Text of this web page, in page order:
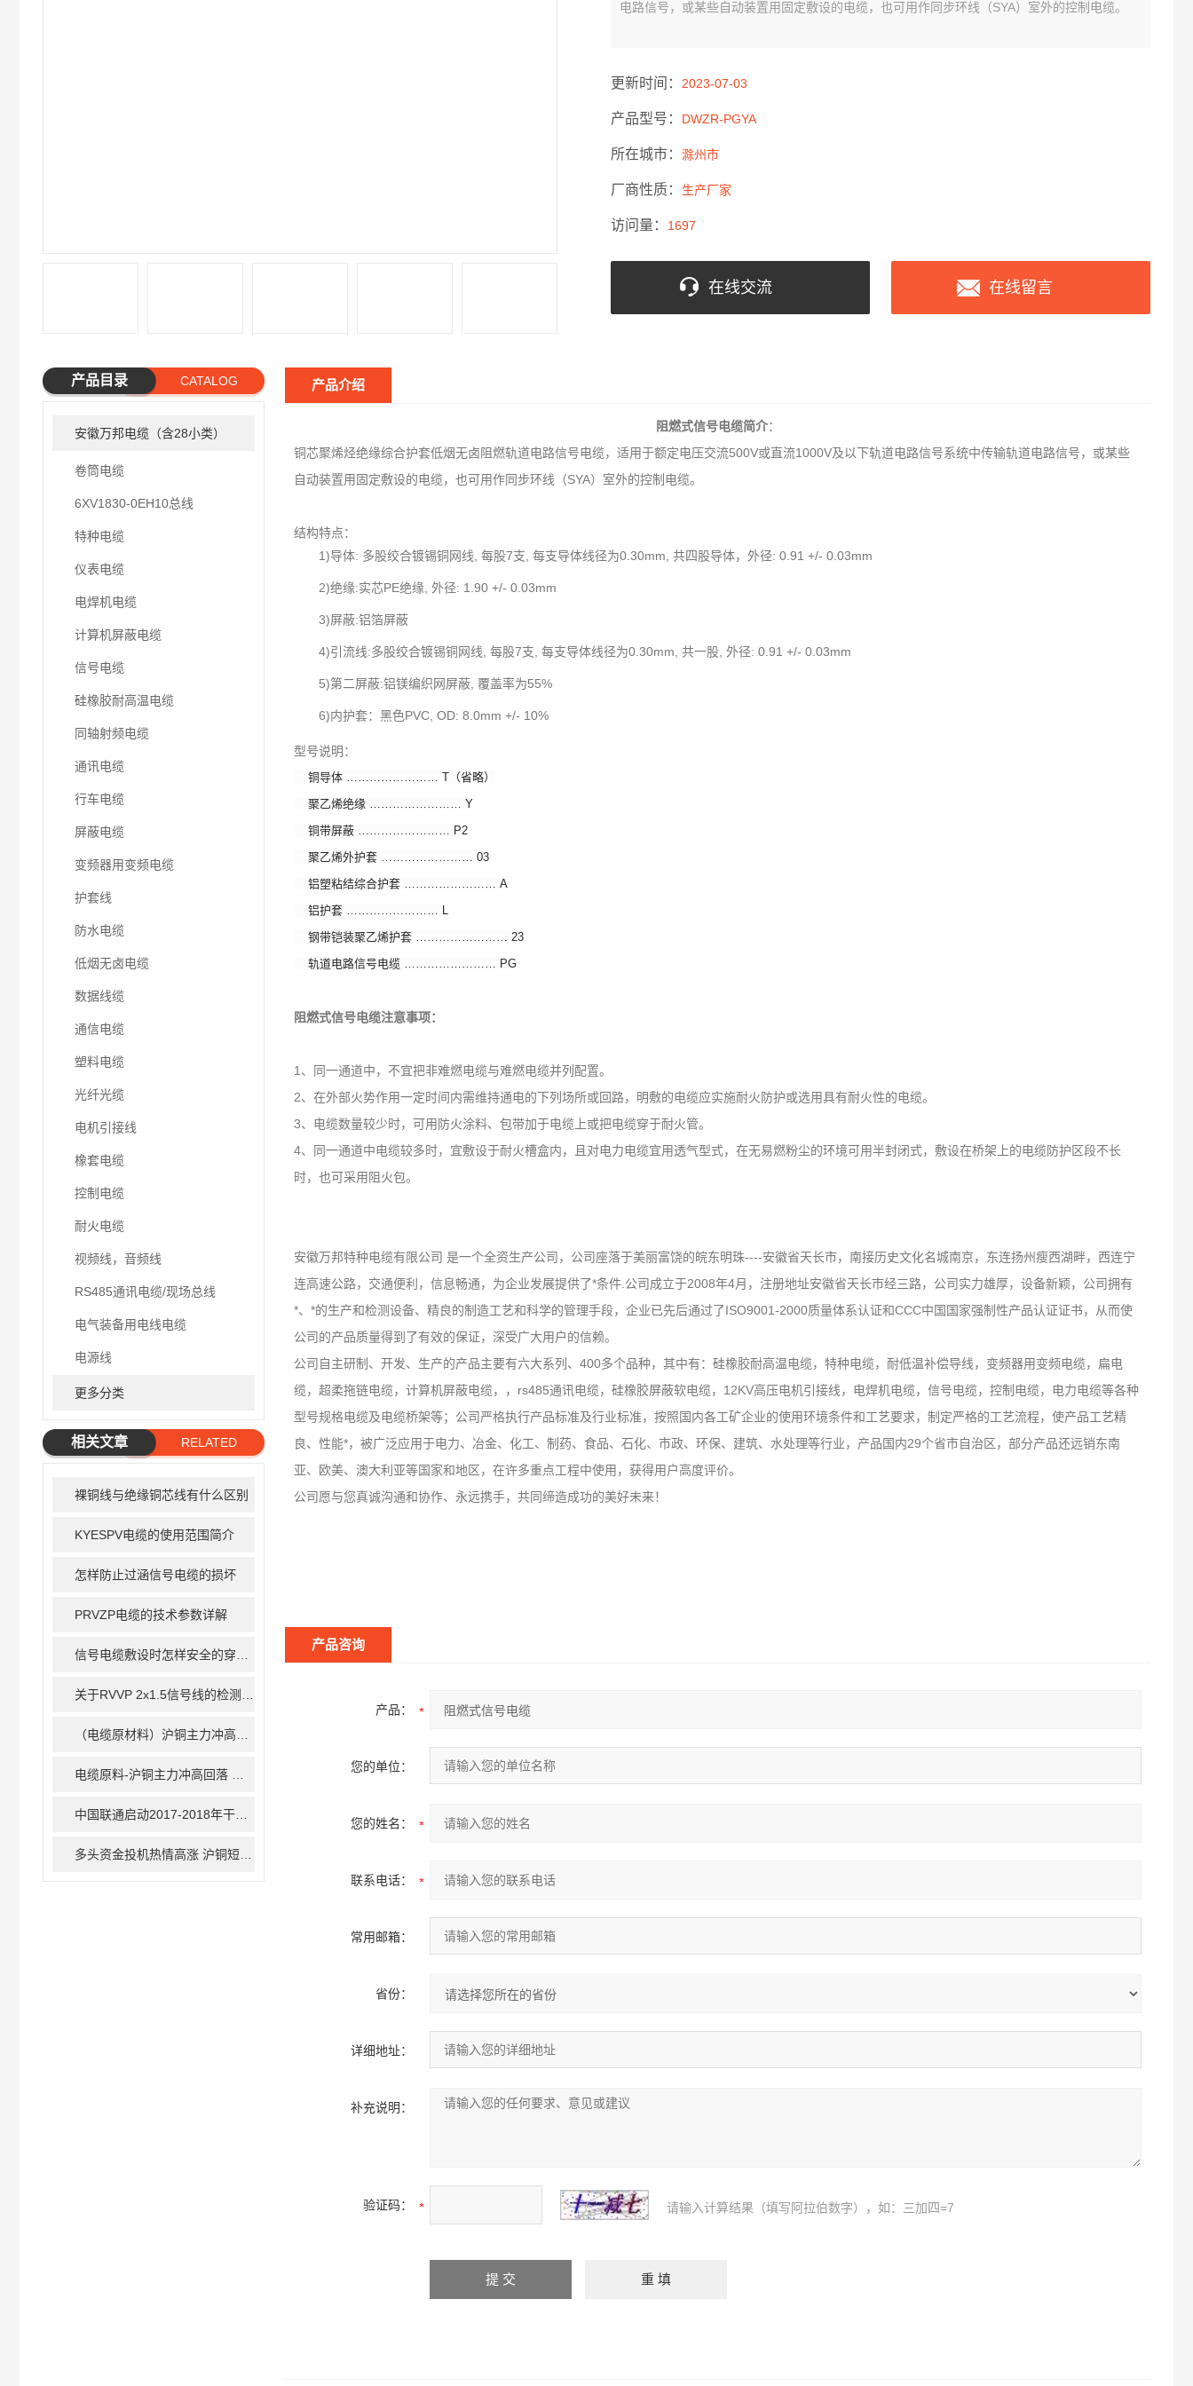
电路信号，或某些自动装置用固定敷设的电缆，也可用作同步环线（SYA）室外的控制电缆。
更新时间： 2023-07-03
产品型号： DWZR-PGYA
所在城市： 滁州市
厂商性质： 生产厂家
访问量： 1697
在线交流 在线留言
产品目录 CATALOG
安徽万邦电缆（含28小类）
卷筒电缆
6XV1830-0EH10总线
特种电缆
仪表电缆
电焊机电缆
计算机屏蔽电缆
信号电缆
硅橡胶耐高温电缆
同轴射频电缆
通讯电缆
行车电缆
屏蔽电缆
变频器用变频电缆
护套线
防水电缆
低烟无卤电缆
数据线缆
通信电缆
塑料电缆
光纤光缆
电机引接线
橡套电缆
控制电缆
耐火电缆
视频线，音频线
RS485通讯电缆/现场总线
电气装备用电线电缆
电源线
更多分类
相关文章
RELATED
裸铜线与绝缘铜芯线有什么区别
KYESPV电缆的使用范围简介
怎样防止过涵信号电缆的损坏
PRVZP电缆的技术参数详解
产品介绍
阻燃式信号电缆简介：
铜芯聚烯烃绝缘综合护套低烟无卤阻燃轨道电路信号电缆，适用于额定电压交流500V或直流1000V及以下轨道电路信号系统中传输轨道电路信号，或某些
自动装置用固定敷设的电缆，也可用作同步环线（SYA）室外的控制电缆。
结构特点：
1)导体: 多股绞合镀锡铜网线, 每股7支, 每支导体线径为0.30mm, 共四股导体，外径: 0.91 +/- 0.03mm
2)绝缘:实芯PE绝缘, 外径: 1.90 +/- 0.03mm
3)屏蔽:铝箔屏蔽
4)引流线:多股绞合镀锡铜网线, 每股7支, 每支导体线径为0.30mm, 共一股, 外径: 0.91 +/- 0.03mm
5)第二屏蔽:铝镁编织网屏蔽, 覆盖率为55%
6)内护套：黑色PVC, OD: 8.0mm +/- 10%
型号说明：
铜导体 …………………… T（省略）
聚乙烯绝缘 …………………… Y
铜带屏蔽 …………………… P2
聚乙烯外护套 …………………… 03
铝塑粘结综合护套 …………………… A
铝护套 …………………… L
钢带铠装聚乙烯护套 …………………… 23
轨道电路信号电缆 …………………… PG
阻燃式信号电缆注意事项：
1、同一通道中，不宜把非难燃电缆与难燃电缆并列配置。
2、在外部火势作用一定时间内需维持通电的下列场所或回路，明敷的电缆应实施耐火防护或选用具有耐火性的电缆。
3、电缆数量较少时，可用防火涂料、包带加于电缆上或把电缆穿于耐火管。
4、同一通道中电缆较多时，宜敷设于耐火槽盒内，且对电力电缆宜用透气型式，在无易燃粉尘的环境可用半封闭式，敷设在桥架上的电缆防护区段不长
时，也可采用阻火包。
安徽万邦特种电缆有限公司 是一个全资生产公司，公司座落于美丽富饶的皖东明珠----安徽省天长市，南接历史文化名城南京，东连扬州瘦西湖畔，西连宁
连高速公路，交通便利，信息畅通，为企业发展提供了*条件.公司成立于2008年4月，注册地址安徽省天长市经三路，公司实力雄厚，设备新颖，公司拥有
*、*的生产和检测设备、精良的制造工艺和科学的管理手段，企业已先后通过了ISO9001-2000质量体系认证和CCC中国国家强制性产品认证证书，从而使
公司的产品质量得到了有效的保证，深受广大用户的信赖。
公司自主研制、开发、生产的产品主要有六大系列、400多个品种，其中有：硅橡胶耐高温电缆，特种电缆，耐低温补偿导线，变频器用变频电缆，扁电
缆，超柔拖链电缆，计算机屏蔽电缆，，rs485通讯电缆，硅橡胶屏蔽软电缆，12KV高压电机引接线，电焊机电缆，信号电缆，控制电缆，电力电缆等各种
型号规格电缆及电缆桥架等；公司严格执行产品标准及行业标准，按照国内各工矿企业的使用环境条件和工艺要求，制定严格的工艺流程，使产品工艺精
良、性能*，被广泛应用于电力、冶金、化工、制药、食品、石化、市政、环保、建筑、水处理等行业，产品国内29个省市自治区，部分产品还远销东南
亚、欧美、澳大利亚等国家和地区，在许多重点工程中使用，获得用户高度评价。
公司愿与您真诚沟通和协作、永远携手，共同缔造成功的美好未来！
产品咨询
产品：
您的单位：
您的姓名：
联系电话：
常用邮箱：
省份：
详细地址：
补充说明：
验证码： 请输入计算结果（填写阿拉伯数字），如：三加四=7